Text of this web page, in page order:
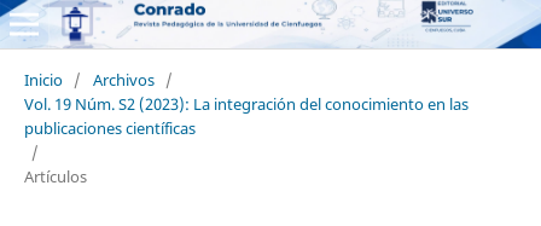
Inicio / Archivos /
Vol. 19 Núm. S2 (2023): La integración del conocimiento en las
publicaciones científicas
/
Artículos